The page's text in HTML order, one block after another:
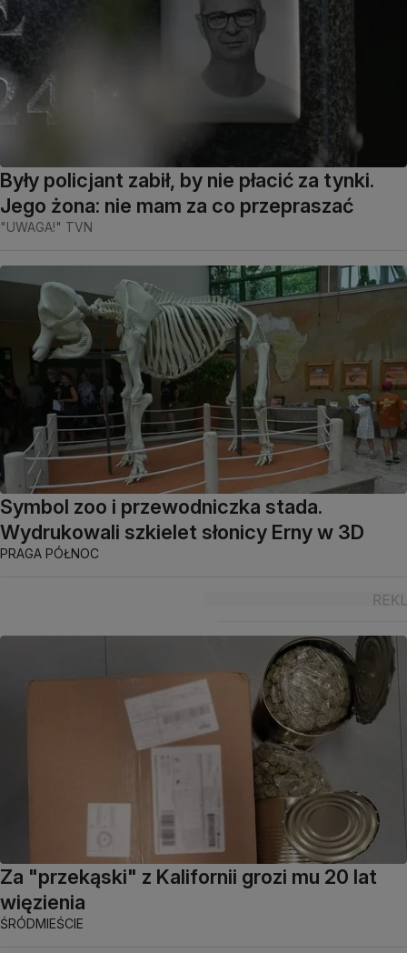
Były policjant zabił, by nie płacić za tynki.
Jego żona: nie mam za co przepraszać
"UWAGA!" TVN
Symbol zoo i przewodniczka stada.
Wydrukowali szkielet słonicy Erny w 3D
PRAGA PÓŁNOC
Za "przekąski" z Kalifornii grozi mu 20 lat
więzienia
ŚRÓDMIEŚCIE